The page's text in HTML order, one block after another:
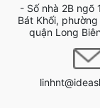
- Số nhà 2B ngõ
Bát Khối,
quận Long